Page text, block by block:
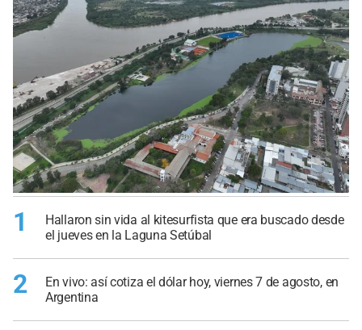
1
Hallaron sin vida al kitesurfista que era buscado desde
el jueves en la Laguna Setúbal
2
En vivo: así cotiza el dólar hoy, viernes 7 de agosto, en
Argentina